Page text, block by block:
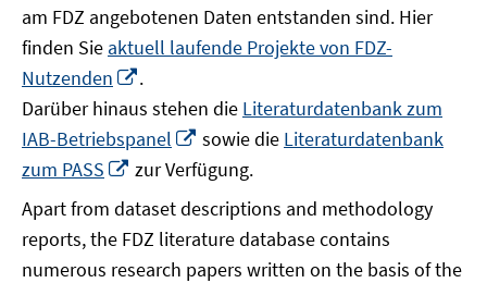
am FDZ angebotenen Daten entstanden sind. Hier
finden Sie aktuell laufende Projekte von FDZ-
Nutzenden
neuem
Fenster
öffnen
.
Darüber hinaus stehen die Literaturdatenbank zum
IAB-Betriebspanel
In
neuem
Fenster
öffnen
sowie die Literaturdatenbank
zum PASS
In
Fenster
öffnen
zur Verfügung.
Apart from dataset descriptions and methodology
reports, the FDZ literature database contains
numerous research papers written on the basis of the